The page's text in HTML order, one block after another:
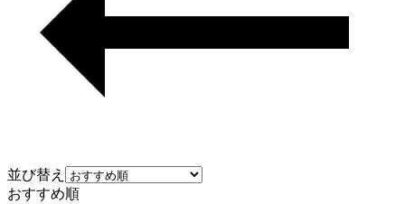
並び替え
おすすめ順